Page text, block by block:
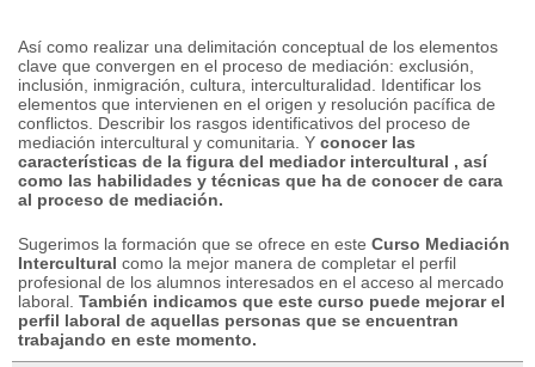
Así como realizar una delimitación conceptual de los elementos
clave que convergen en el proceso de mediación: exclusión,
inclusión, inmigración, cultura, interculturalidad. Identificar los
elementos que intervienen en el origen y resolución pacífica de
conflictos. Describir los rasgos identificativos del proceso de
mediación intercultural y comunitaria. Y conocer las
características de la figura del mediador intercultural , así
como las habilidades y técnicas que ha de conocer de cara
al proceso de mediación.
Sugerimos la formación que se ofrece en este Curso Mediación
Intercultural como la mejor manera de completar el perfil
profesional de los alumnos interesados ​​en el acceso al mercado
laboral. También indicamos que este curso puede mejorar el
perfil laboral de aquellas personas que se encuentran
trabajando en este momento.